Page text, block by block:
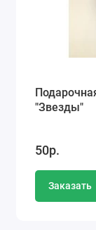
"Звезды"
50р.
Заказать